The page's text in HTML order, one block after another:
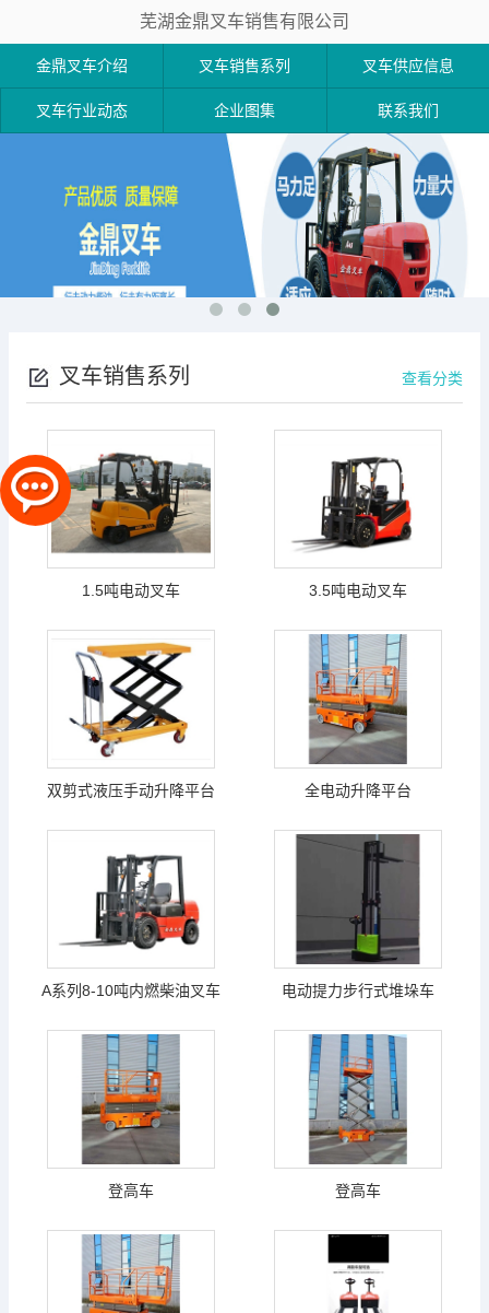
芜湖金鼎叉车销售有限公司
金鼎叉车介绍 叉车销售系列 叉车供应信息
叉车行业动态 企业图集 联系我们
叉车销售系列 查看分类
1.5吨电动叉车 3.5吨电动叉车
双剪式液压手动升降平台 全电动升降平台
A系列8-10吨内燃柴油叉车 电动提力步行式堆垛车
登高车 登高车